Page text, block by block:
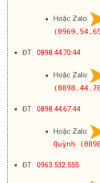
Hoặc Zalo:
ĐT: 0898.44.70.44
Hoặc Zalo:
ĐT: 0898.44.67.44
Hoặc Zalo:
Quỳnh
ĐT: 0963.532.555